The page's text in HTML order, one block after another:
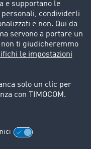
di TimoCom. Da più
i trasporti
nella borsa
di ricerca dei carichi,
TimoCom, siamo
la borsa di
in affitto le
le operazioni di
la rubrica dei
gare d'appalto
offerte in modo